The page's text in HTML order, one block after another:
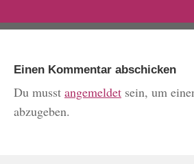
Einen Kommentar abschicken
Du musst angemeldet sein, um
abzugeben.